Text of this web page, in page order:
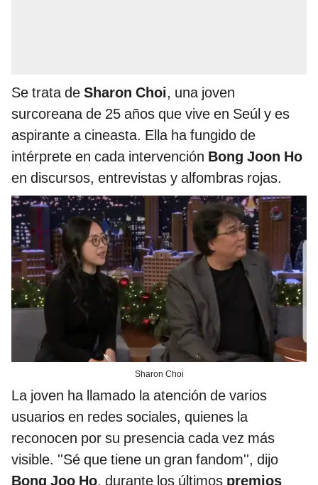
Se trata de Sharon Choi, una joven
surcoreana de 25 años que vive en Seúl y es
aspirante a cineasta. Ella ha fungido de
intérprete en cada intervención Bong Joon Ho
en discursos, entrevistas y alfombras rojas.
Sharon Choi
La joven ha llamado la atención de varios
usuarios en redes sociales, quienes la
reconocen por su presencia cada vez más
visible. ''Sé que tiene un gran fandom'', dijo
Bong Joo Ho, durante los últimos premios